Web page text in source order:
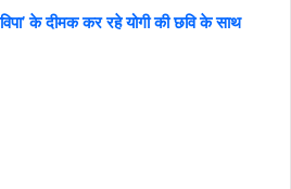
के दीमक कर रहे योगी की छवि के साथ